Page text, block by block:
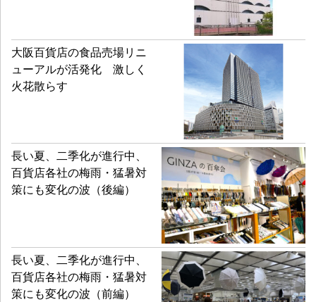
大阪百貨店の食品売場リニ
ューアルが活発化 激しく
火花散らす
長い夏、二季化が進行中、
百貨店各社の梅雨・猛暑対
策にも変化の波（後編）
長い夏、二季化が進行中、
百貨店各社の梅雨・猛暑対
策にも変化の波（前編）